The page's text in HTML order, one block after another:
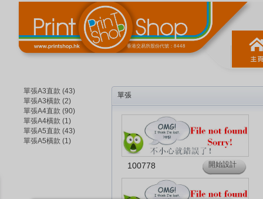
香港交易所股份代號：8448
單張A3直款 (43)
單張A3橫款 (2)
單張A4直款 (90)
單張A4橫款 (1)
單張A5直款 (43)
單張A5橫款 (1)
單張
100778 開始設計